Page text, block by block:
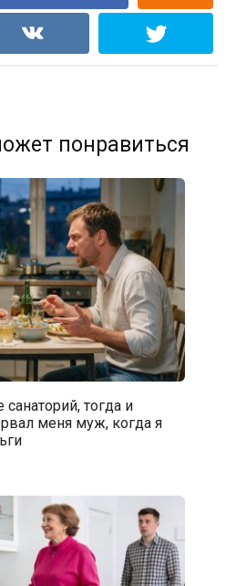
понравиться
тогда и
меня муж, когда я